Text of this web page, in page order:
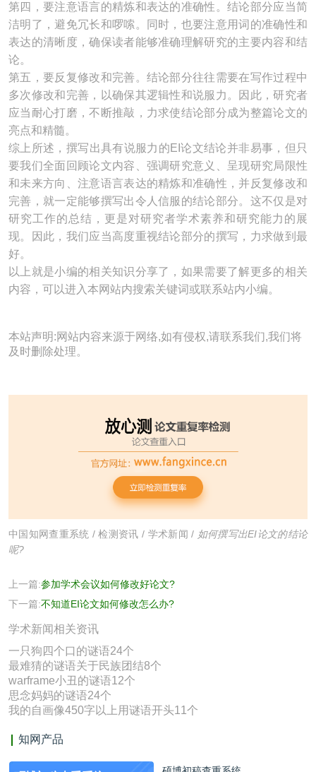
第四，要注意语言的精炼和表达的准确性。结论部分应当简
洁明了，避免冗长和啰嗦。同时，也要注意用词的准确性和
表达的清晰度，确保读者能够准确理解研究的主要内容和结
论。
第五，要反复修改和完善。结论部分往往需要在写作过程中
多次修改和完善，以确保其逻辑性和说服力。因此，研究者
应当耐心打磨，不断推敲，力求使结论部分成为整篇论文的
亮点和精髓。
综上所述，撰写出具有说服力的EI论文结论并非易事，但只
要我们全面回顾论文内容、强调研究意义、呈现研究局限性
和未来方向、注意语言表达的精炼和准确性，并反复修改和
完善，就一定能够撰写出令人信服的结论部分。这不仅是对
研究工作的总结，更是对研究者学术素养和研究能力的展
现。因此，我们应当高度重视结论部分的撰写，力求做到最
好。
以上就是小编的相关知识分享了，如果需要了解更多的相关
内容，可以进入本网站内搜索关键词或联系站内小编。
本站声明:网站内容来源于网络,如有侵权,请联系我们,我们将
及时删除处理。
中国知网查重系统 /检测资讯 / 学术新闻 / 如何撰写出EI论文的结论
呢?
上一篇:参加学术会议如何修改好论文?
下一篇:不知道EI论文如何修改怎么办?
学术新闻相关资讯
一只狗四个口的谜语24个
最难猜的谜语关于民族团结8个
warframe小丑的谜语12个
思念妈妈的谜语24个
我的自画像450字以上用谜语开头11个
知网产品